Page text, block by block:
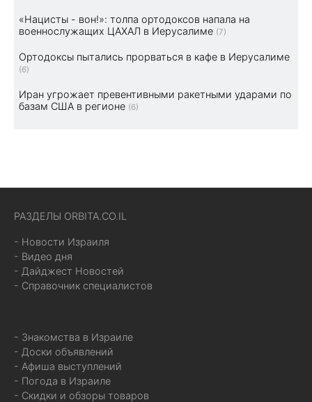
«Нацисты - вон!»: толпа ортодоксов напала на
военнослужащих ЦАХАЛ в Иерусалиме (7)
Ортодоксы пытались прорваться в кафе в Иерусалиме
(6)
Иран угрожает превентивными ракетными ударами по
базам США в регионе (6)
РАЗДЕЛЫ ORBITA.CO.IL
- Новости Израиля
- Видео дня
- Дайджест Новостей
- Справочник специалистов
- Знакомства в Израиле
- Доски объявлений
- Афиша выступлений
- Погода в Израиле
- Скидки и обзоры товаров